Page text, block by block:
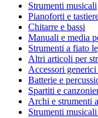
Strumenti musicali
Pianoforti e
Chitarre e bassi
Manuali e media
Strumenti a fiato
Altri articoli per
Accessori
Batterie e
Spartiti e
Archi e strumenti
Strumenti